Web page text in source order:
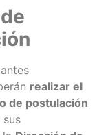
realizar el
de postulación
sus